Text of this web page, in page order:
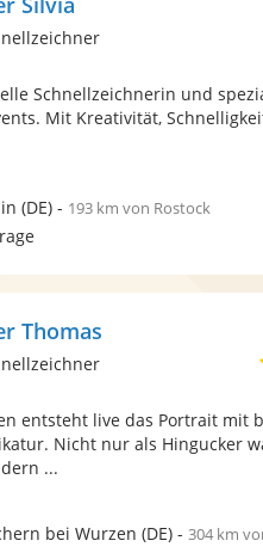
Schnellzeichnerin und
Mit Kreativität,
(DE)- 193 km von Rostock
Thomas
entsteht live das Portrait mit
Nicht nur als Hingucker
...
bei Wurzen (DE)- 304 km